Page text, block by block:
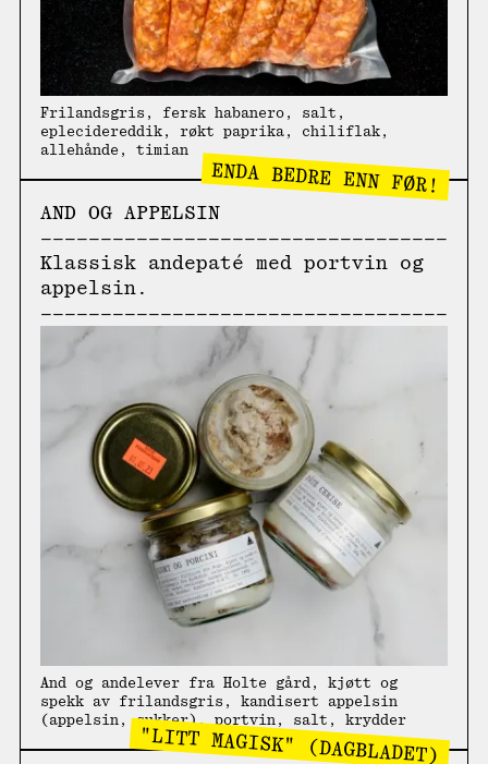
Frilandsgris, fersk habanero, salt,
eplecidereddik, røkt paprika, chiliflak,
allehånde, timian
ENDA BEDRE ENN FØR!
AND OG APPELSIN
Klassisk andepaté med portvin og
appelsin.
And og andelever fra Holte gård, kjøtt og
spekk av frilandsgris, kandisert appelsin
(appelsin, sukker), portvin, salt, krydder
"LITT MAGISK" (DAGBLADET)